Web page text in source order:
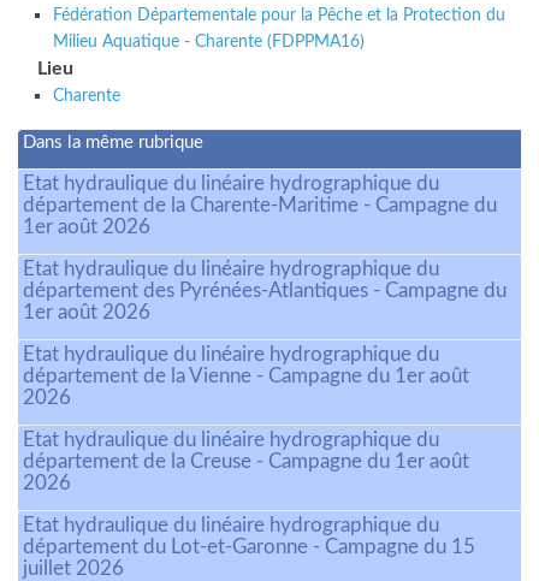
Fédération Départementale pour la Pêche et la Protection du
Milieu Aquatique - Charente (FDPPMA16)
Lieu
Charente
Dans la même rubrique
Etat hydraulique du linéaire hydrographique du
département de la Charente-Maritime - Campagne du
1er août 2026
Etat hydraulique du linéaire hydrographique du
département des Pyrénées-Atlantiques - Campagne du
1er août 2026
Etat hydraulique du linéaire hydrographique du
département de la Vienne - Campagne du 1er août
2026
Etat hydraulique du linéaire hydrographique du
département de la Creuse - Campagne du 1er août
2026
Etat hydraulique du linéaire hydrographique du
département du Lot-et-Garonne - Campagne du 15
juillet 2026